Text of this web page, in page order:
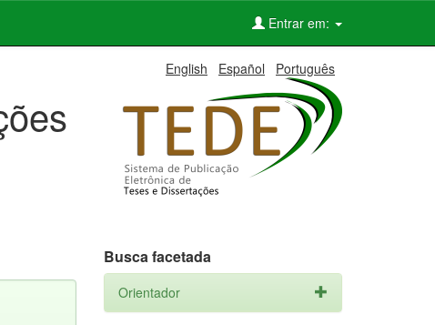
Entrar em:
English Español Português
Busca facetada
Orientador